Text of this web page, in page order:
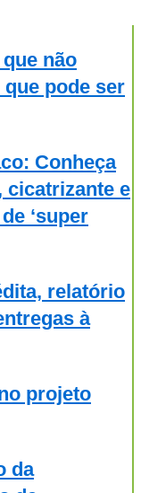
não
pode ser
Conheça
cicatrizante e
‘super
relatório
à
projeto
da